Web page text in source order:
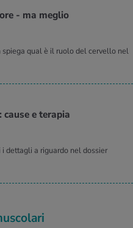
- ma me­glio
qual è il ruolo del cervello nel
e te­ra­pia
dettagli a riguardo nel dossier